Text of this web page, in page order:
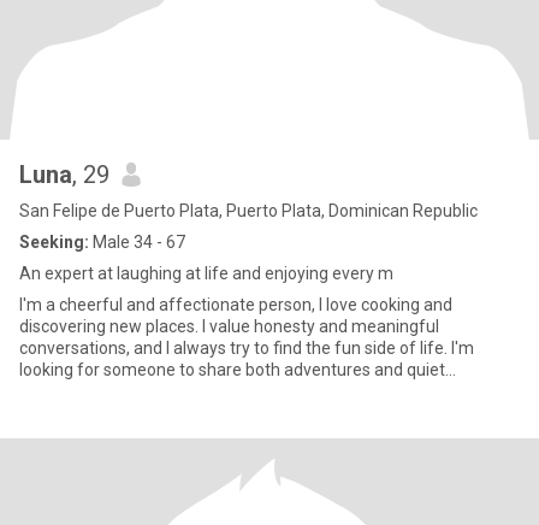
Luna, 29
San Felipe de Puerto Plata, Puerto Plata, Dominican Republic
Seeking: Male 34 - 67
An expert at laughing at life and enjoying every m
I'm a cheerful and affectionate person, I love cooking and
discovering new places. I value honesty and meaningful
conversations, and I always try to find the fun side of life. I'm
looking for someone to share both adventures and quiet